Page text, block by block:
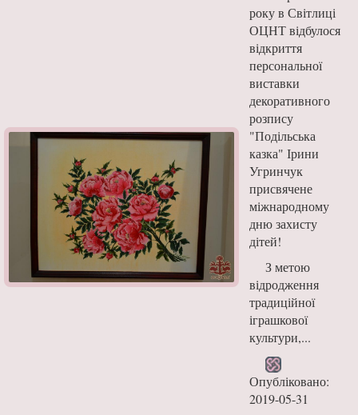
року в Світлиці
ОЦНТ відбулося
відкриття
персональної
виставки
декоративного
розпису
"Подільська
казка" Ірини
Угринчук
присвячене
міжнародному
дню захисту
дітей!
З метою
відродження
традиційної
іграшкової
культури,...
Опубліковано:
2019-05-31